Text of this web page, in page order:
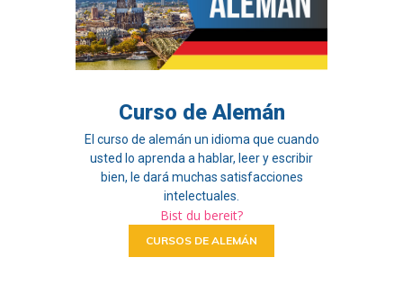
Curso de Alemán
El curso de alemán un idioma que cuando
usted lo aprenda a hablar, leer y escribir
bien, le dará muchas satisfacciones
intelectuales.
Bist du bereit?
CURSOS DE ALEMÁN